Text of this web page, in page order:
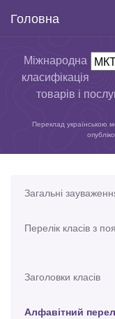
Головна
Міжнародна
класифікація
товарів і
Переклад українською
Загальні
Перелік класів з
Заголовки класів
Алфавітний